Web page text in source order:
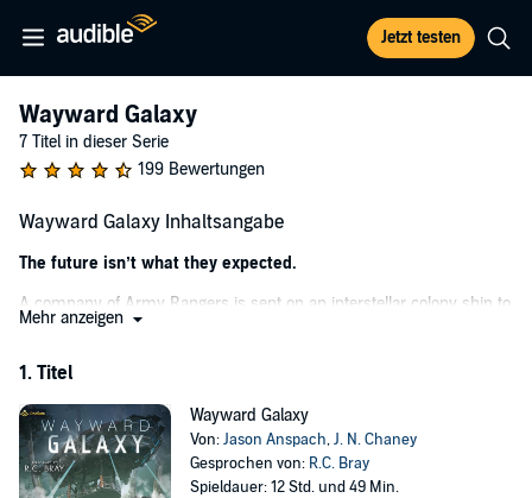
Jetzt testen
Wayward Galaxy
7 Titel in dieser Serie
199 Bewertungen
Wayward Galaxy Inhaltsangabe
The future isn’t what they expected.
A company of Army Rangers is sent on an interstellar colony ship to
secure a foothold on a dangerous, alien planet through violence of
of mutual assured destruction, the Rangers and the accompanying
unprecedented artificial intelligence.
But when they emerge from the frigid embrace of cryosleep, they
awake to a nightmare, finding themselves greeted by the same
Mehr anzeigen
1. Titel
Wayward Galaxy
Von:Jason Anspach,J. N. Chaney
Gesprochen von: R.C. Bray
Spieldauer: 12 Std. und 49 Min.